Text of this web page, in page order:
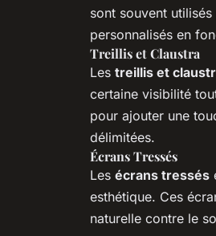
sont souvent
personnalisés en
Treillis et Claustra
Les treillis et
certaine visibilité
pour ajouter une
délimitées.
Écrans Tressés
Les écrans tressés
esthétique. Ces
naturelle contre le